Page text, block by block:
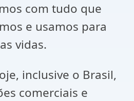
com tudo que
e usamos para
vidas.
inclusive o Brasil,
comerciais e